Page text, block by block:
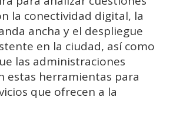
la conectividad digital, la
ancha y el despliegue
en la ciudad, así como
las administraciones
estas herramientas para
que ofrecen a la